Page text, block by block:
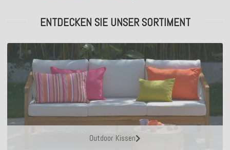
ENTDECKEN SIE UNSER SORTIMENT
Outdoor Kissen